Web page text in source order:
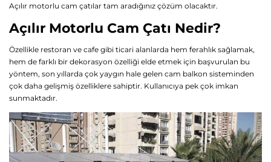
Açılır motorlu cam çatılar tam aradığınız çözüm olacaktır.
Açılır Motorlu Cam Çatı Nedir?
Özellikle restoran ve cafe gibi ticari alanlarda hem ferahlık sağlamak,
hem de farklı bir dekorasyon özelliği elde etmek için başvurulan bu
yöntem, son yıllarda çok yaygın hale gelen cam balkon sisteminden
çok daha gelişmiş özelliklere sahiptir. Kullanıcıya pek çok imkan
sunmaktadır.